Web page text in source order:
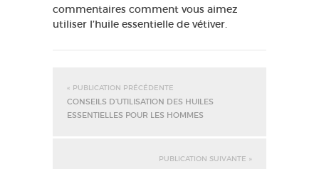
commentaires comment vous aimez
utiliser l’huile essentielle de vétiver.
« PUBLICATION PRÉCÉDENTE
CONSEILS D’UTILISATION DES HUILES
ESSENTIELLES POUR LES HOMMES
PUBLICATION SUIVANTE »